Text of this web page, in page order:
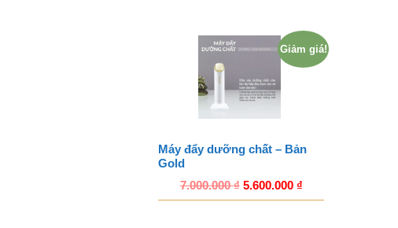
Giảm giá!
Máy đẩy dưỡng chất – Bản
Gold
7.000.000₫ 5.600.000 ₫